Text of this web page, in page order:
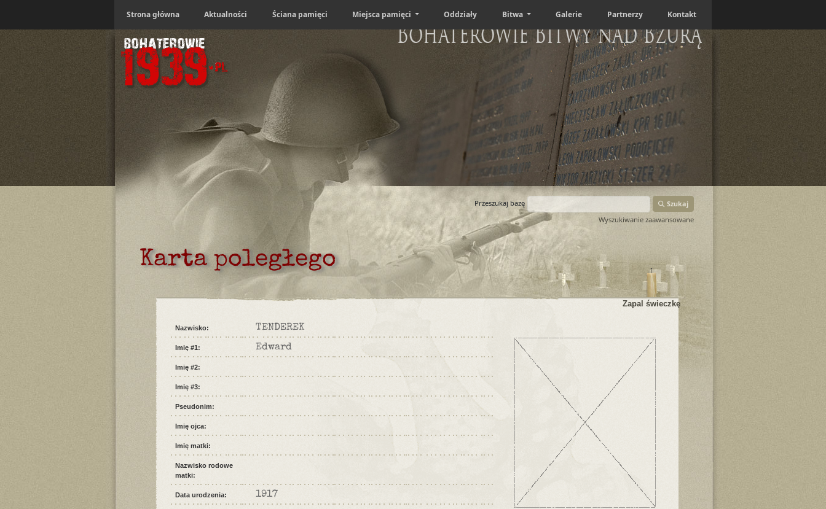
Strona główna Aktualności Ściana pamięci Miejsca pamięci Oddziały Bitwa Galerie Partnerzy Kontakt
Bohaterowie Bitwy nad Bzurą
Przeszukaj bazę
Szukaj
Wyszukiwanie zaawansowane
Karta poległego
Zapal świeczkę
Nazwisko: TENDEREK
Imię #1: Edward
Imię #2:
Imię #3:
Pseudonim:
Imię ojca:
Imię matki:
Nazwisko rodowe
matki:
Data urodzenia: 1917